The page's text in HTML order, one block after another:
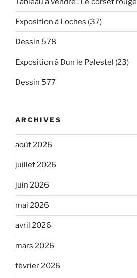
Exposition à Loches (37)
Dessin 578
Exposition à Dun le Palestel (23)
Dessin 577
ARCHIVES
août 2026
juillet 2026
juin 2026
mai 2026
avril 2026
mars 2026
février 2026